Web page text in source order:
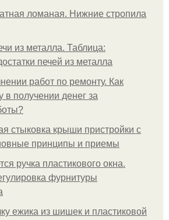
ломаная. Нижние стропила
из металла. Таблица:
печей из металла
работ по ремонту. Как
в получении денег за
стыковка крыши пристройки с
принципы и приемы
ручка пластикового окна.
фурнитуры
ежика из шишек и пластиковой